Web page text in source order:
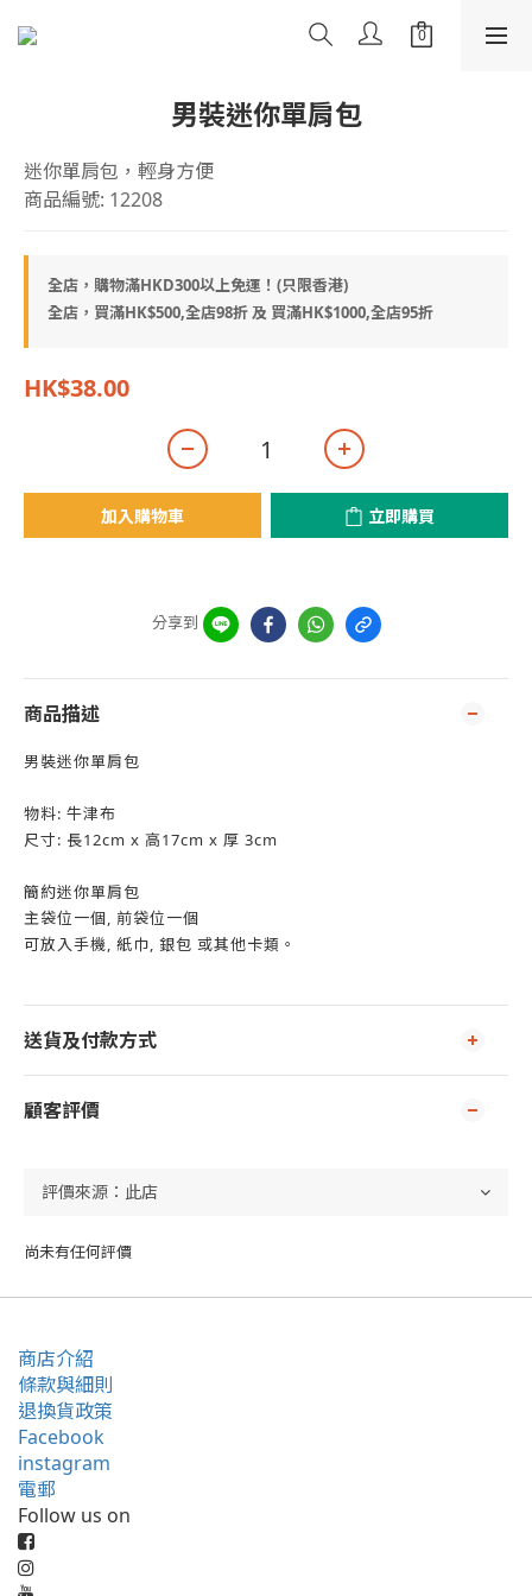
男裝迷你單肩包
迷你單肩包，輕身方便
商品編號: 12208
全店，購物滿HKD300以上免運！(只限香港)
全店，買滿HK$500,全店98折 及 買滿HK$1000,全店95折
HK$38.00
加入購物車 立即購買
分享到
商品描述
男裝迷你單肩包
物料: 牛津布
尺寸: 長12cm x 高17cm x 厚 3cm
簡約迷你單肩包
主袋位一個, 前袋位一個
可放入手機, 紙巾, 銀包 或其他卡類。
送貨及付款方式
顧客評價
尚未有任何評價
商店介紹
條款與細則
退換貨政策
Facebook
instagram
電郵
Follow us on